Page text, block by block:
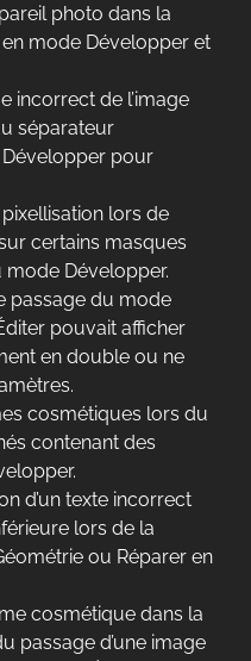
photo dans la
mode Développer et
incorrect de l’image
séparateur
pour
lors de
certains masques
mode Développer.
passage du mode
pouvait afficher
en double ou ne
cosmétiques lors du
contenant des
d’un texte incorrect
lors de la
ou Réparer en
cosmétique dans la
passage d’une image